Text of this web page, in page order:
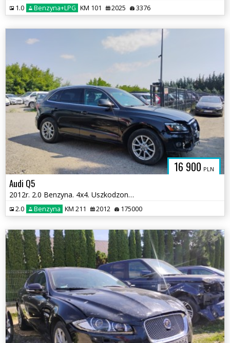
1.0 Benzyna+LPG KM 101 2025 3376
16 900 PLN
Audi Q5
2012r. 2.0 Benzyna. 4x4. Uszkodzony przód i przetarty lewy bok. Jeździ
2.0 Benzyna KM 211 2012 175000